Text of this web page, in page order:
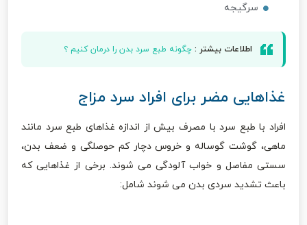
سرگیجه
اطلاعات بیشتر : چگونه طبع سرد بدن را درمان کنیم ؟
غذاهایی مضر برای افراد سرد مزاج
افراد با طبع سرد با مصرف بیش از اندازه غذاهای طبع سرد مانند
ماهی، گوشت گوساله و خروس دچار کم حوصلگی و ضعف بدن،
سستی مفاصل و خواب آلودگی می شوند. برخی از غذاهایی که
باعث تشدید سردی بدن می شوند شامل: